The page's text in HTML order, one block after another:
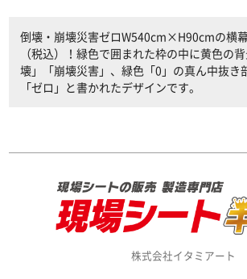
倒壊・崩壊災害ゼロW540cm×H90cmの横
（税込）！緑色で囲まれた枠の中に黄色の
壊」「崩壊災害」、緑色「0」の真ん中抜き
「ゼロ」と書かれたデザインです。
株式会社イタミアート